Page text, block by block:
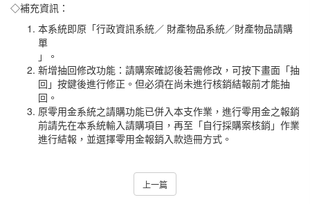
◇補充資訊：
本系統即原「行政資訊系統／ 財產物品系統／財產物品請購
單
」。
新增抽回修改功能：請購案確認後若需修改，可按下畫面「抽
回」按鍵後進行修正。但必須在尚未進行核銷結報前才能抽
回。
原零用金系統之請購功能已併入本支作業，進行零用金之報銷
前請先在本系統輸入請購項目，再至「自行採購案核銷」作業
進行結報，並選擇零用金報銷入款造冊方式。
上一篇